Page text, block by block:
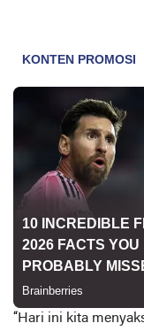
“Hari ini kita